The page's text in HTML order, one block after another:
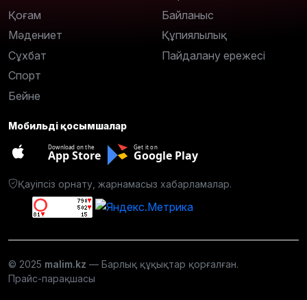
Қоғам
Мәдениет
Сұхбат
Спорт
Бейне
Байланыс
Құпиялылық
Пайдалану ережесі
Мобильді қосымшалар
Download on the
App Store
Get it on
Google Play
Қауіпсіз орнату, жарнамасыз хабарламалар.
© 2025 malim.kz — Барлық құқықтар қорғалған.
Прайс-парақшасы